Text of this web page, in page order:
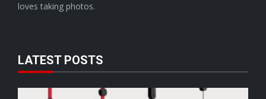
loves taking photos.
LATEST POSTS